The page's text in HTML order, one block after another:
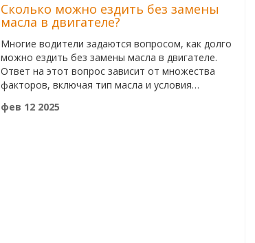
Сколько можно ездить без замены
масла в двигателе?
Многие водители задаются вопросом, как долго
можно ездить без замены масла в двигателе.
Ответ на этот вопрос зависит от множества
факторов, включая тип масла и условия
основные признаки необходимости замены
фев 12 2025